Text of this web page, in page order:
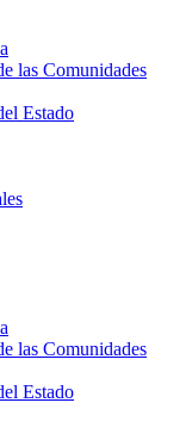
las Comunidades
Estado
las Comunidades
Estado